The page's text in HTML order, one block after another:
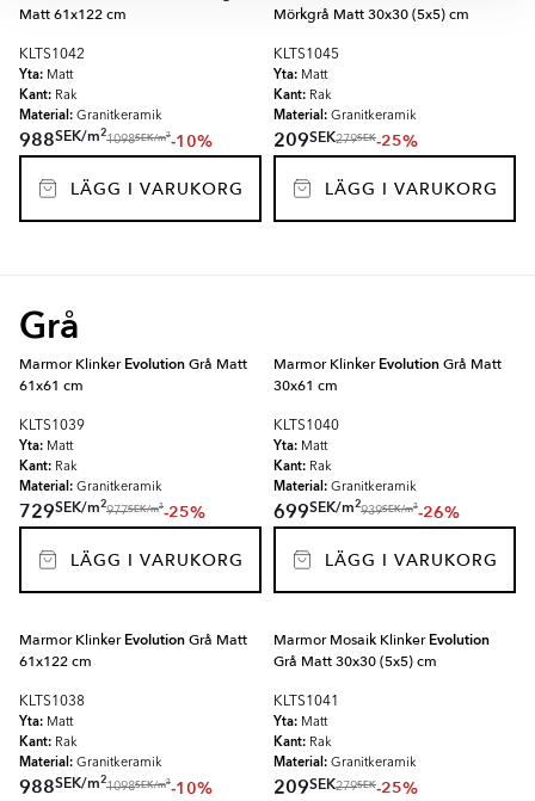
Matt 61x122 cm
KLTS1042
Yta: Matt
Kant: Rak
Material: Granitkeramik
988SEK/m2
1098SEK/m2-10%
LÄGG I VARUKORG
Mörkgrå Matt 30x30 (5x5) cm
KLTS1045
Yta: Matt
Kant: Rak
Material: Granitkeramik
209SEK279SEK-25%
LÄGG I VARUKORG
Grå
Marmor KlinkerEvolutionGrå Matt
61x61 cm
KLTS1039
Yta: Matt
Kant: Rak
Material: Granitkeramik
729SEK/m2
977SEK/m2-25%
LÄGG I VARUKORG
Marmor KlinkerEvolutionGrå Matt
30x61 cm
KLTS1040
Yta: Matt
Kant: Rak
Material: Granitkeramik
699SEK/m2
939SEK/m2-26%
LÄGG I VARUKORG
Marmor KlinkerEvolutionGrå Matt
61x122 cm
KLTS1038
Yta: Matt
Kant: Rak
Material: Granitkeramik
988SEK/m2
1098SEK/m2-10%
Marmor Mosaik KlinkerEvolution
Grå Matt 30x30 (5x5) cm
KLTS1041
Yta: Matt
Kant: Rak
Material: Granitkeramik
209SEK279SEK-25%